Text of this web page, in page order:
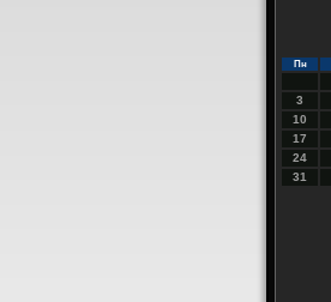
Пн
3
10
17
24
31